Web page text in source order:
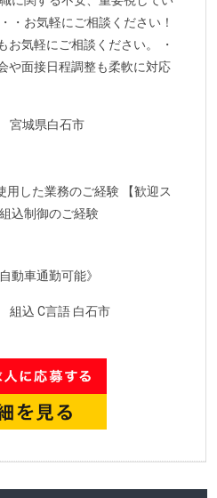
・お気軽にご相談ください！
お気軽にご相談ください。 ・
や面接日程調整も柔軟に対応
宮城県白石市
用した業務のご経験 【歓迎ス
込制御のご経験
動車通勤可能》
組込 C言語 白石市